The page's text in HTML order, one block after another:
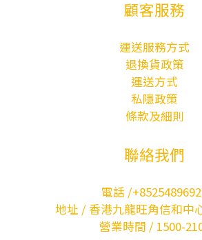
顧客服務
運送服務方式
退換貨政策
運送方式
私隱政策
條款及細則
聯絡我們
電話 /
地址 / 香港九龍旺角信和中
營業時間 / 1500-